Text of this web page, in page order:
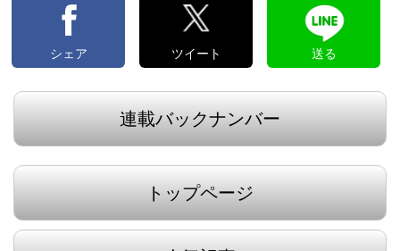
シェア ツイート 送る
連載バックナンバー
トップページ